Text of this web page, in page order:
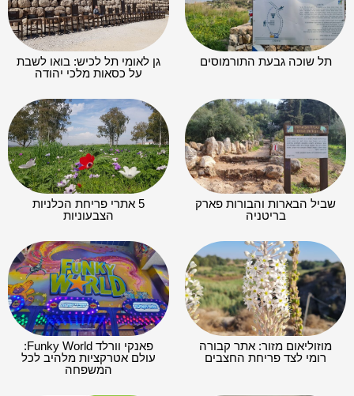
תל שוכה גבעת התורמוסים
גן לאומי תל לכיש: בואו לשבת
על כסאות מלכי יהודה
שביל הבארות והבורות פארק
בריטניה
5 אתרי פריחת הכלניות
הצבעוניות
מוזוליאום מזור: אתר קבורה
רומי לצד פריחת החצבים
פאנקי וורלד Funky World:
עולם אטרקציות מלהיב לכל
המשפחה